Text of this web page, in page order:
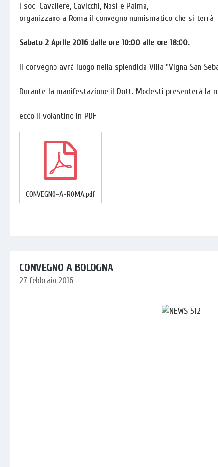
i soci Cavaliere, Cavicchi, Nasi e Palma,
organizzano a Roma il convegno numismatico che si terrà
Sabato 2 Aprile 2016 dalle ore 10:00 alle ore 18:00.
Il convegno avrà luogo nella splendida Villa "Vigna San
Durante la manifestazione il Dott. Modesti presenterà la
ecco il volantino in PDF
CONVEGNO-A-ROMA.pdf
CONVEGNO A BOLOGNA
27 febbraio 2016